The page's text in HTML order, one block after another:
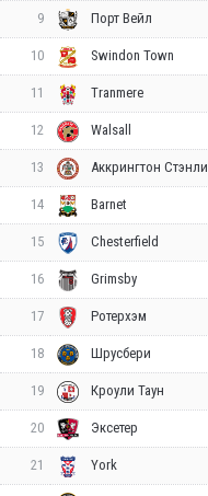
9 Порт Вейл
10 Swindon Town
11 Tranmere
12 Walsall
13 Аккрингтон Стэнли
14 Barnet
15 Chesterfield
16 Grimsby
17 Ротерхэм
18 Шрусбери
19 Кроули Таун
20 Эксетер
21 York